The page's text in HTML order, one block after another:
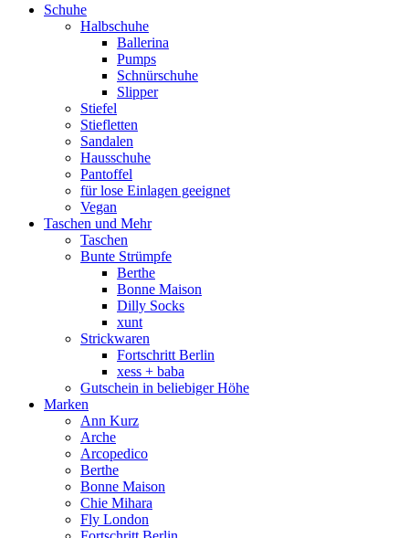
Schuhe
Halbschuhe
Ballerina
Pumps
Schnürschuhe
Slipper
Stiefel
Stiefletten
Sandalen
Hausschuhe
Pantoffel
für lose Einlagen geeignet
Vegan
Taschen und Mehr
Taschen
Bunte Strümpfe
Berthe
Bonne Maison
Dilly Socks
xunt
Strickwaren
Fortschritt Berlin
xess + baba
Gutschein in beliebiger Höhe
Marken
Ann Kurz
Arche
Arcopedico
Berthe
Bonne Maison
Chie Mihara
Fly London